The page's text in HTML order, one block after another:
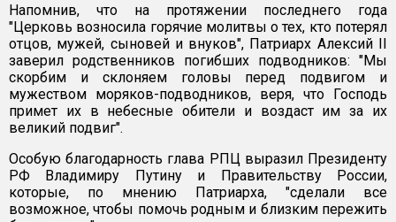
Напомнив, что на протяжении последнего года
"Церковь возносила горячие молитвы о тех, кто потерял
отцов, мужей, сыновей и внуков", Патриарх Алексий II
заверил родственников погибших подводников: "Мы
скорбим и склоняем головы перед подвигом и
мужеством моряков-подводников, веря, что Господь
примет их в небесные обители и воздаст им за их
великий подвиг".
Особую благодарность глава РПЦ выразил Президенту
РФ Владимиру Путину и Правительству России,
которые, по мнению Патриарха, "сделали все
возможное, чтобы помочь родным и близким пережить